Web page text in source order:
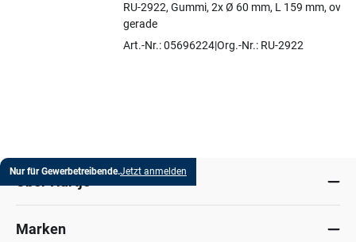
RU-2922, Gummi, 2x Ø 60 mm, L 159 mm, oval
gerade
Art.-Nr.: 05696224Org.-Nr.: RU-2922
Nur für Gewerbetreibende.Jetzt anmelden
Marken